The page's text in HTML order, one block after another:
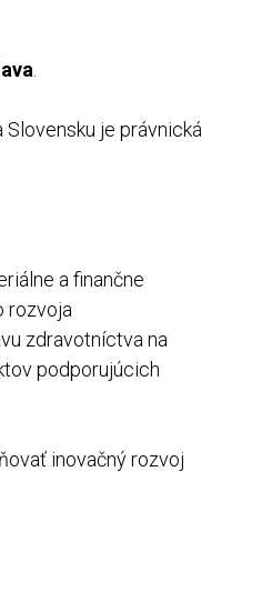
je právnická
a finančne
rozvoja
zdravotníctva na
podporujúcich
inovačný rozvoj